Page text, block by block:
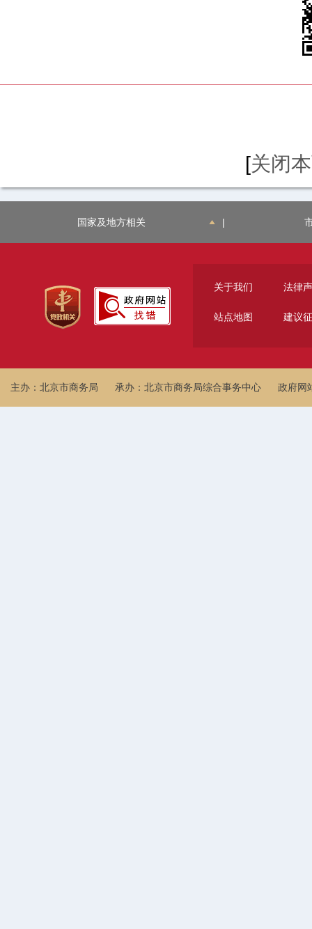
[关闭
国家及地方相关 |
关于我们 法律
站点地图 建议
主办：北京市商务局 承办：北京市商务局综合事务中心 政府网